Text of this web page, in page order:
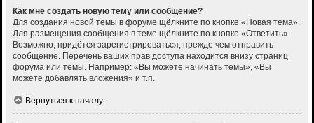
Как мне создать новую тему или сообщение?
Для создания новой темы в форуме щёлкните по кнопке «Новая тема».
Для размещения сообщения в теме щёлкните по кнопке «Ответить».
Возможно, придётся зарегистрироваться, прежде чем отправить
сообщение. Перечень ваших прав доступа находится внизу страниц
форума или темы. Например: «Вы можете начинать темы», «Вы
можете добавлять вложения» и т.п.
Вернуться к началу